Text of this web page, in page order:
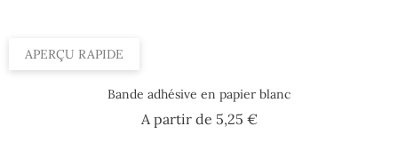
APERÇU RAPIDE
Bande adhésive en papier blanc
A partir de 5,25 €Prix